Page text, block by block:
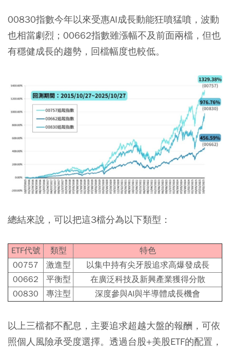
00830指數今年以來受惠AI成長動能狂噴猛噴，波動
也相當劇烈；00662指數雖漲幅不及前面兩檔，但也
有穩健成長的趨勢，回檔幅度也較低。
總結來說，可以把這3檔分為以下類型：
ETF代號 類型
特色
00757
激進型
以集中持有尖牙股追求高爆發成長
00662
平衡型
在廣泛科技及新興產業獲得分散
00830
專注型 深度參與AI與半導體成長機會
以上三檔都不配息，主要追求超越大盤的報酬，可依
照個人風險承受度選擇。透過台股+美股ETF的配置，